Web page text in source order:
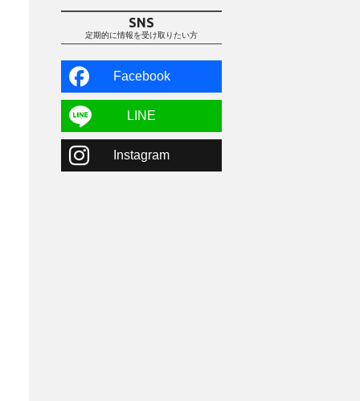
JRSKI 2
よませ温泉 3 X-JAM高井富士 3
北志賀小丸山
ゴールデンウィーク 1
春スキー 栃木県
マイカー派 8 学生＆卒業旅行 5
JSBA 竜王スキーパーク
SNS
定期的に情報を受け取りたい方
Facebook
LINE
Instagram